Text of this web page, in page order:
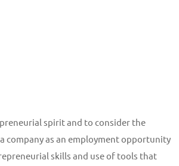
spirit and to consider the
company as an employment opportunity
skills and use of tools that